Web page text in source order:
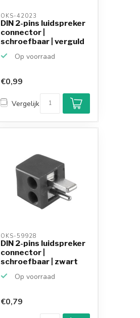
OKS-42023
DIN 2-pins luidspreker
connector |
schroefbaar | verguld
Op voorraad
€0,99
Vergelijk
OKS-59928
DIN 2-pins luidspreker
connector |
schroefbaar | zwart
Op voorraad
€0,79